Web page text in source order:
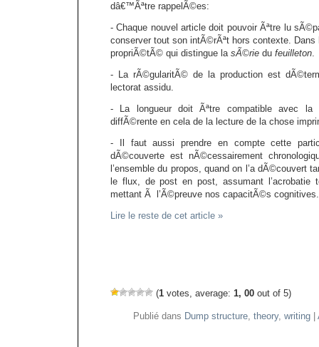
dâ€™Ãªtre rappelÃ©es:
- Chaque nouvel article doit pouvoir Ãªtre lu
conserver tout son intÃ©rÃªt hors contexte. Dans
propriÃ©tÃ© qui distingue la sÃ©rie du feuilleton.
- La rÃ©gularitÃ© de la production est
lectorat assidu.
- La longueur doit Ãªtre compatible avec la
diffÃ©rente en cela de la lecture de la chose
- Il faut aussi prendre en compte cette
dÃ©couverte est nÃ©cessairement
l’ensemble du propos, quand on l’a dÃ©couvert
le flux, de post en post, assumant l’acrobatie
mettant Ã l’Ã©preuve nos capacitÃ©s cognitives.
Lire le reste de cet article »
(1 votes, average: 1, 00 out of 5)
Publié dans Dump structure, theory, writing